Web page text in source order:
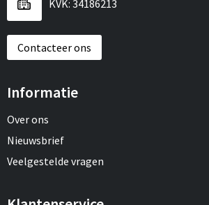
KVK: 34186213
Contacteer ons
Informatie
Over ons
Nieuwsbrief
Veelgestelde vragen